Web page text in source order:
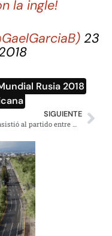
la ingle!
23
Rusia 2018
SIGUIENTE